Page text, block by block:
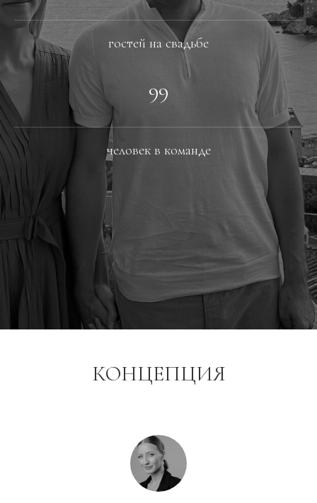
гостей на свадьбе
99
человек в команде
КОНЦЕПЦИЯ